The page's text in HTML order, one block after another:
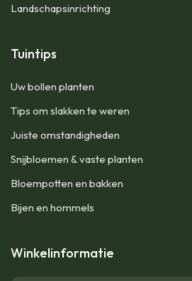
Landschapsinrichting
Tuintips
Uw bollen planten
Tips om slakken te weren
Juiste omstandigheden
Snijbloemen & vaste planten
Bloempotten en bakken
Bijen en hommels
Winkelinformatie